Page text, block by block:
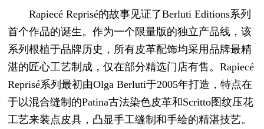
Rapiecé Reprisé的故事见证了Berluti Editions系列
首个作品的诞生。作为一个限量版的独立产品线，该
系列根植于品牌历史，所有皮革配饰均采用品牌最精
湛的匠心工艺制成，仅在部分精选门店有售。Rapiecé
Reprisé系列最初由Olga Berluti于2005年打造，特点在
于以混合缝制的Patina古法染色皮革和Scritto图纹压花
工艺来装点皮具，凸显手工缝制和手绘的精湛技艺。